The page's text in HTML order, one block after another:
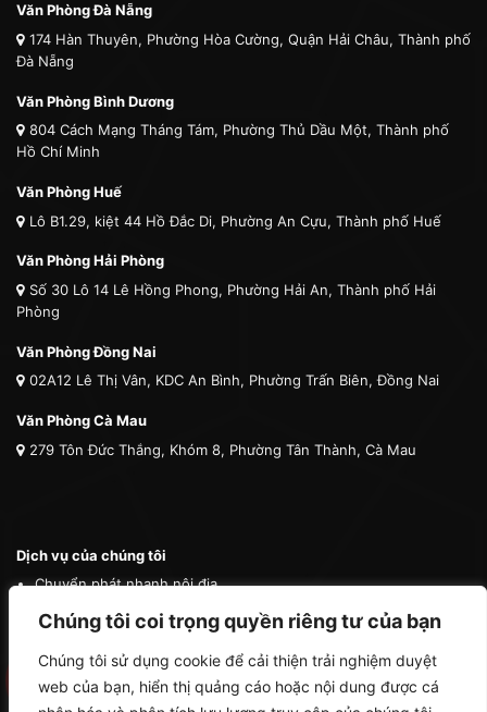
Chúng tôi coi trọng quyền riêng tư của bạn
Chúng tôi sử dụng cookie để cải thiện trải nghiệm duyệt
web của bạn, hiển thị quảng cáo hoặc nội dung được cá
Văn Phòng Đà Nẵng
174 Hàn Thuyên, Phường Hòa Cường, Quận Hải Châu, Thành phố
Đà Nẵng
Văn Phòng Bình Dương
804 Cách Mạng Tháng Tám, Phường Thủ Dầu Một, Thành phố
Hồ Chí Minh
Văn Phòng Huế
Lô B1.29, kiệt 44 Hồ Đắc Di, Phường An Cựu, Thành phố Huế
Văn Phòng Hải Phòng
Số 30 Lô 14 Lê Hồng Phong, Phường Hải An, Thành phố Hải
Phòng
Văn Phòng Đồng Nai
02A12 Lê Thị Vân, KDC An Bình, Phường Trấn Biên, Đồng Nai
Văn Phòng Cà Mau
279 Tôn Đức Thắng, Khóm 8, Phường Tân Thành, Cà Mau
Dịch vụ của chúng tôi
Chuyển phát nhanh nội địa
Chuyển phát nhanh quốc tế
Vận chuyển thú cưng
Mua hộ hàng nước ngoài